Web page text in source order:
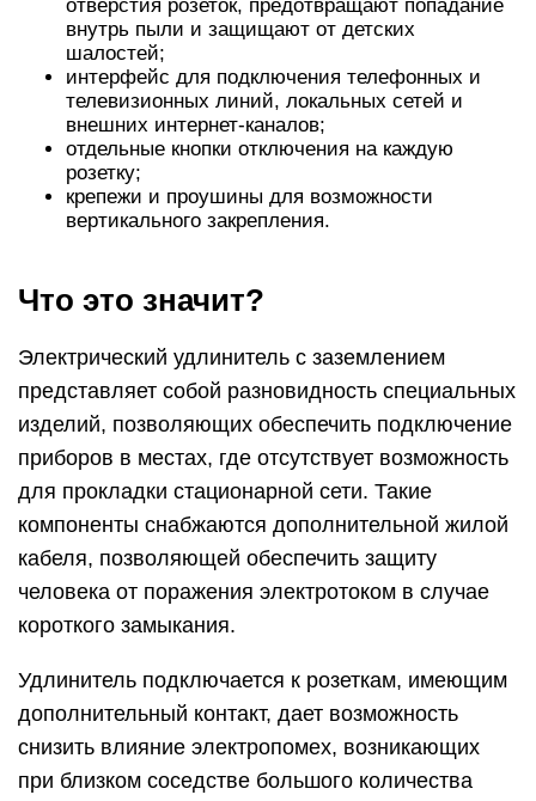
отверстия розеток, предотвращают попадание
внутрь пыли и защищают от детских
шалостей;
интерфейс для подключения телефонных и
телевизионных линий, локальных сетей и
внешних интернет-каналов;
отдельные кнопки отключения на каждую
розетку;
крепежи и проушины для возможности
вертикального закрепления.
Что это значит?
Электрический удлинитель с заземлением
представляет собой разновидность специальных
изделий, позволяющих обеспечить подключение
приборов в местах, где отсутствует возможность
для прокладки стационарной сети. Такие
компоненты снабжаются дополнительной жилой
кабеля, позволяющей обеспечить защиту
человека от поражения электротоком в случае
короткого замыкания.
Удлинитель подключается к розеткам, имеющим
дополнительный контакт, дает возможность
снизить влияние электропомех, возникающих
при близком соседстве большого количества